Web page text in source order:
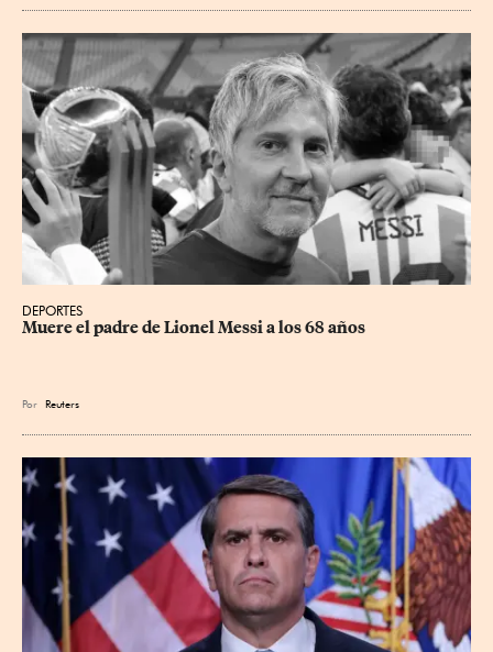
DEPORTES
Muere el padre de Lionel Messi a los 68 años
Por Reuters